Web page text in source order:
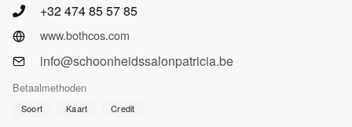
+32 474 85 57 85
www.bothcos.com
info@schoonheidssalonpatricia.be
Betaalmethoden
Soort Kaart Credit